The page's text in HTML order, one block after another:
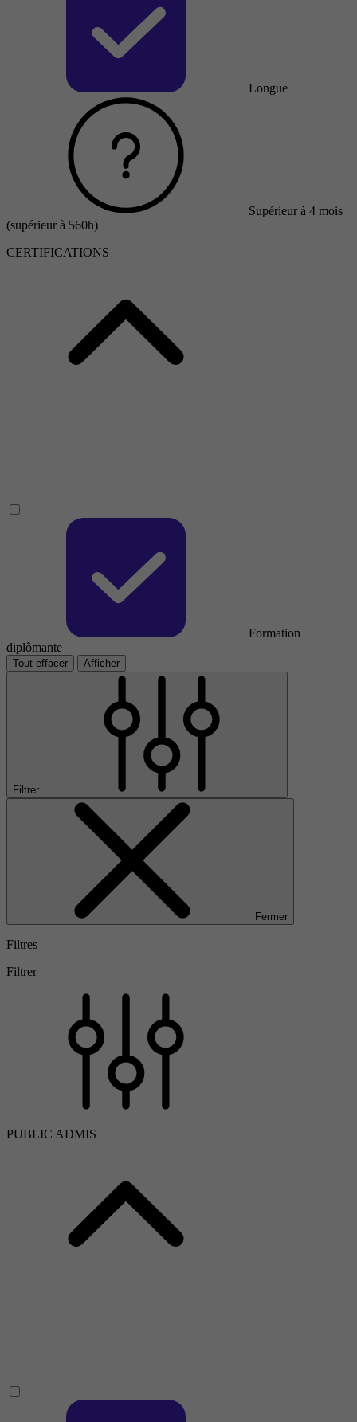
Longue
Supérieur à 4 mois
(supérieur à 560h)
CERTIFICATIONS
Formation
diplômante
Tout effacer Afficher
Filtrer
Fermer
Filtres
Filtrer
PUBLIC ADMIS